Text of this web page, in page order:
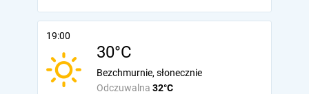
19:00
30°C
Odczuwalna 32°C
Bezchmurnie, słonecznie